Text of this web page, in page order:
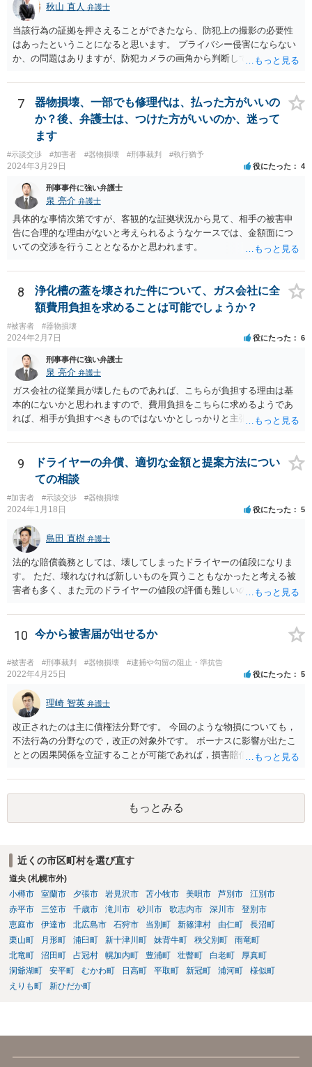
秋山 直人 弁護士
当該行為の証拠を押さえることができたなら、防犯上の撮影の必要性
はあったということになると思います。 プライバシー侵害にならない
か、の問題はありますが、防犯カメラの画角から判断して、隣人のプ
「盗撮」という指摘はあたらないのではないか、と思います。
7
器物損壊、一部でも修理代は、払った方がいいの
か？後、弁護士は、つけた方がいいのか、迷って
ます
#示談交渉 #加害者 #器物損壊 #刑事裁判 #執行猶予
2024年3月29日 役にたった 4
刑事事件に強い弁護士
泉 亮介 弁護士
具体的な事情次第ですが、客観的な証拠状況から見て、相手の被害申
告に合理的な理由がないと考えられるようなケースでは、金額面につ
いての交渉を行うこととなるかと思われます。
8
浄化槽の蓋を壊された件について、ガス会社に全
額費用負担を求めることは可能でしょうか？
#被害者 #器物損壊
2024年2月7日 役にたった 6
刑事事件に強い弁護士
泉 亮介 弁護士
ガス会社の従業員が壊したものであれば、こちらが負担する理由は基
本的にないかと思われますので、費用負担をこちらに求めるようであ
れば、相手が負担すべきものではないかとしっかりと主張されて良い
9
ドライヤーの弁償、適切な金額と提案方法につい
ての相談
#加害者 #示談交渉 #器物損壊
2024年1月18日 役にたった 5
島田 直樹 弁護士
法的な賠償義務としては、壊してしまったドライヤーの値段になりま
す。 ただ、壊れなければ新しいものを買うこともなかったと考える被
害者も多く、また元のドライヤーの値段の評価も難しいので、今後の
く購入したドライヤーの○割、壊したドライヤーの当初販売価格の○割
10 今から被害届が出せるか
#被害者 #刑事裁判 #器物損壊 #逮捕や勾留の阻止・準抗告
2022年4月25日 役にたった 5
理崎 智英 弁護士
改正されたのは主に債権法分野です。 今回のような物損についても，
不法行為の分野なので，改正の対象外です。 ボーナスに影響が出たこ
ととの因果関係を立証することが可能であれば，損害賠償請求（慰謝
ので，３年で時効となります。 更に詳しいアドバイスをご希望であれ
ば，直接，弁護士にご相談いただければと存じます。 これで回答を終
もっとみる
近くの市区町村を選び直す
道央 (札幌市外)
小樽市
室蘭市 夕張市 岩見沢市 苫小牧市 美唄市 芦別市
江別市
赤平市
三笠市 千歳市 滝川市 砂川市 歌志内市 深川市
登別市
恵庭市
伊達市 北広島市 石狩市 当別町 新篠津村 由仁町
長沼町
栗山町
月形町 浦臼町 新十津川町 妹背牛町 秩父別町
雨竜町
北竜町
沼田町 占冠村 幌加内町 豊浦町 壮瞥町 白老町
厚真町
洞爺湖町
安平町 むかわ町 日高町 平取町 新冠町 浦河町
様似町
えりも町
新ひだか町